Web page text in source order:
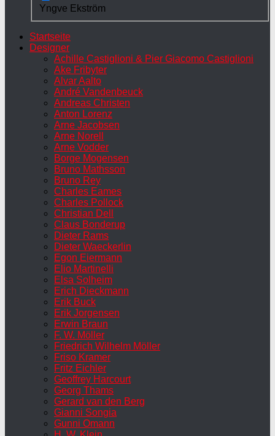
Yngve Ekström
Startseite
Designer
Achille Castiglioni & Pier Giacomo Castiglioni
Ake Fribyter
Alvar Aalto
André Vandenbeuck
Andreas Christen
Anton Lorenz
Arne Jacobsen
Arne Norell
Arne Vodder
Borge Mogensen
Bruno Mathsson
Bruno Rey
Charles Eames
Charles Pollock
Christian Dell
Claus Bonderup
Dieter Rams
Dieter Waeckerlin
Egon Eiermann
Elio Martinelli
Elsa Solheim
Erich Dieckmann
Erik Buck
Erik Jorgensen
Erwin Braun
F. W. Möller
Friedrich Wilhelm Möller
Friso Kramer
Fritz Eichler
Geoffrey Harcourt
Georg Thams
Gerard van den Berg
Gianni Songia
Gunni Omann